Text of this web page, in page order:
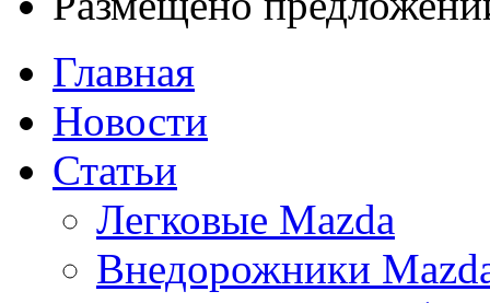
Главная
Новости
Статьи
Легковые Mazda
Внедорожники